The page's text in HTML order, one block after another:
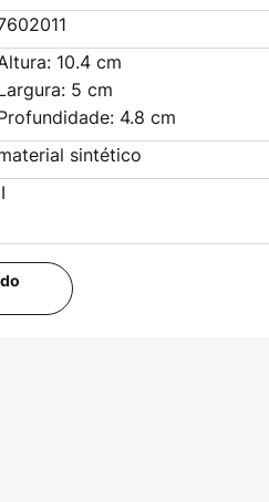
10.4 cm
5 cm
4.8 cm
sintético